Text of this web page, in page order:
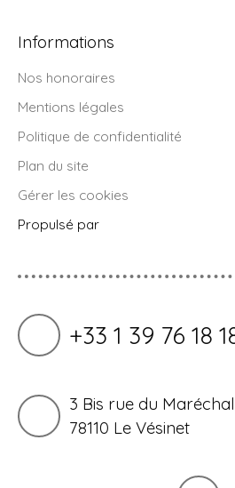
Informations
Nos honoraires
Mentions légales
Politique de confidentialité
Plan du site
Gérer les cookies
Propulsé par
+33 1 39 76 18
3 Bis rue du
78110 Le Vésinet